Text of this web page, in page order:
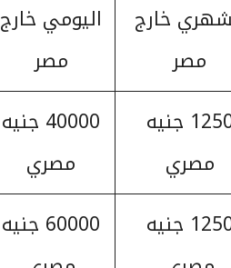
خارج
مصر
اليومي خارج
مصر
1250 جنيه
مصري
40000 جنيه
مصري
1250 جنيه
60000 جنيه